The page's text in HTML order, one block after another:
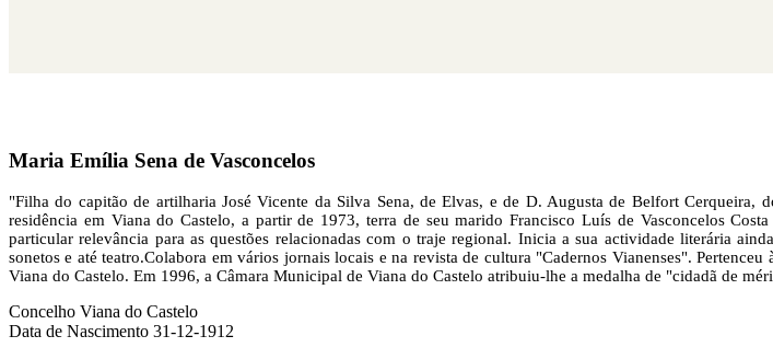
Maria Emília Sena de Vasconcelos
"Filha do capitão de artilharia José Vicente da Silva Sena, de Elvas, e de D. Augusta de Belfort
residência em Viana do Castelo, a partir de 1973, terra de seu marido Francisco Luís de Vasconcelos
particular relevância para as questões relacionadas com o traje regional. Inicia a sua actividade literária
sonetos e até teatro.Colabora em vários jornais locais e na revista de cultura "Cadernos Vianenses".
Viana do Castelo. Em 1996, a Câmara Municipal de Viana do Castelo atribuiu-lhe a medalha de "cidadã de
Concelho Viana do Castelo
Data de Nascimento 31-12-1912